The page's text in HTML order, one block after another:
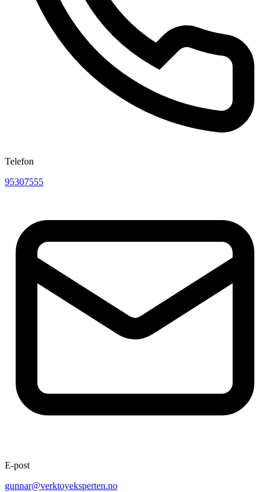
Telefon
95307555
E-post
gunnar@verktoyeksperten.no